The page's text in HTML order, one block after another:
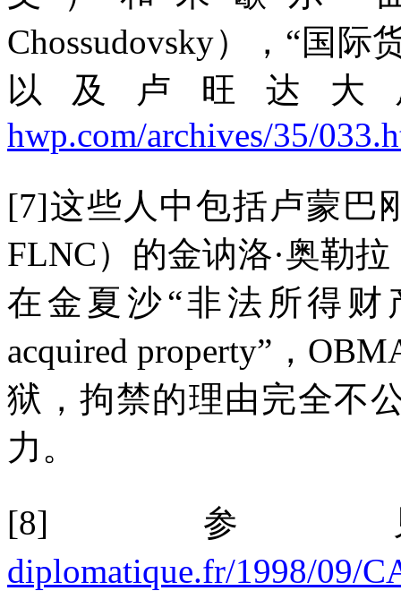
Chossudovsky）， “国际
以及卢旺达
hwp.com/archives/35/
[7]这些人中包括卢蒙巴
FLNC）的金讷洛·奥勒拉
在金夏沙“非法所得财
acquired property” ，
狱，拘禁的理由完全不
力。
[8] 参
diplomatique.fr/1998/09/